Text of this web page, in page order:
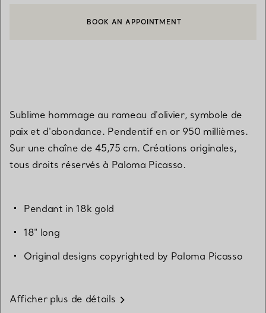
CONTACTER UN CONSEILLER CLIENT OU PRENDRE RENDEZ-
BOOK AN APPOINTMENT
Sublime hommage au rameau d'olivier, symbole de
paix et d'abondance. Pendentif en or 950 millièmes.
Sur une chaîne de 45,75 cm. Créations originales,
tous droits réservés à Paloma Picasso.
Pendant in 18k gold
18" long
Original designs copyrighted by Paloma Picasso
Afficher plus de détails